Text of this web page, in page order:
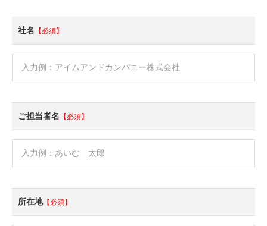
社名 【必須】
ご担当者名 【必須】
所在地【必須】